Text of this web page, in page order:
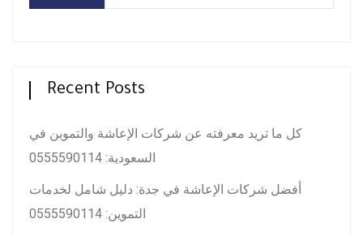
Recent Posts
كل ما تريد معرفته عن شركات الإعاشة والتموين في
السعودية: 0555590114
أفضل شركات الإعاشة في جدة: دليل شامل لخدمات
التموين: 0555590114